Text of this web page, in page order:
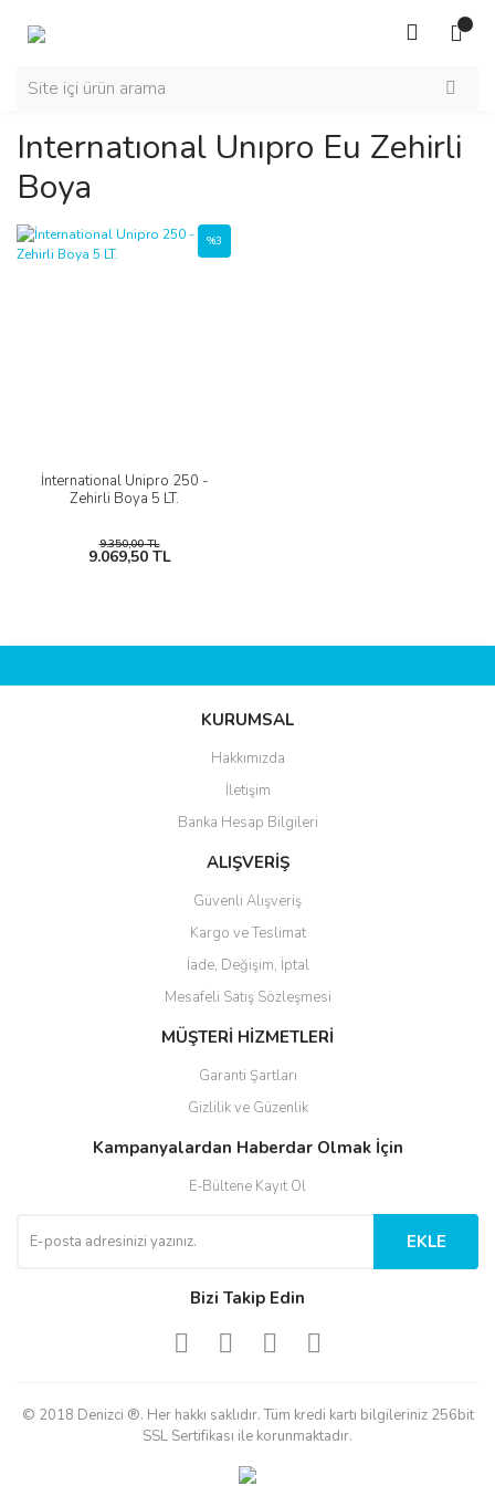
Internatıonal Unıpro Eu Zehirli
Boya
İnternational Unipro 250 -
Zehirli Boya 5 LT.
%3
9.350,00 TL
9.069,50 TL
KURUMSAL
Hakkımızda
İletişim
Banka Hesap Bilgileri
ALIŞVERİŞ
Güvenli Alışveriş
Kargo ve Teslimat
İade, Değişim, İptal
Mesafeli Satış Sözleşmesi
MÜŞTERİ HİZMETLERİ
Garanti Şartları
Gizlilik ve Güzenlik
Kampanyalardan Haberdar Olmak İçin
E-Bültene Kayıt Ol
EKLE
Bizi Takip Edin
© 2018 Denizci ®. Her hakkı saklıdır. Tüm kredi kartı bilgileriniz 256bit
SSL Sertifikası ile korunmaktadır.